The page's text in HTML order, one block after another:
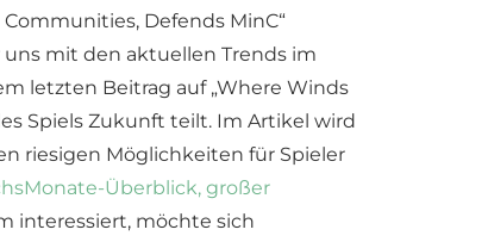
Defends MinC“
uns mit den aktuellen Trends im
letzten Beitrag auf „Where Winds
Spiels Zukunft teilt. Im Artikel wird
riesigen Möglichkeiten für Spieler
Überblick, großer
interessiert, möchte sich